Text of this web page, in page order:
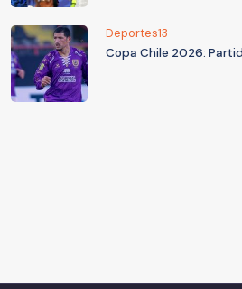
Deportes13
Copa Chile 2026: